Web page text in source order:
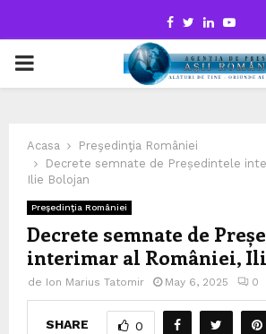
Facebook
TwitterLinkedin
PRIMARY
Acasa
Preşedinţia României
Decrete semnate de Președintele
Ilie Bolojan
Preşedinţia României
Decrete semnate de
interimar al României,
de Ion Marius Tatomir May 6, 2025 0
SHARE 0